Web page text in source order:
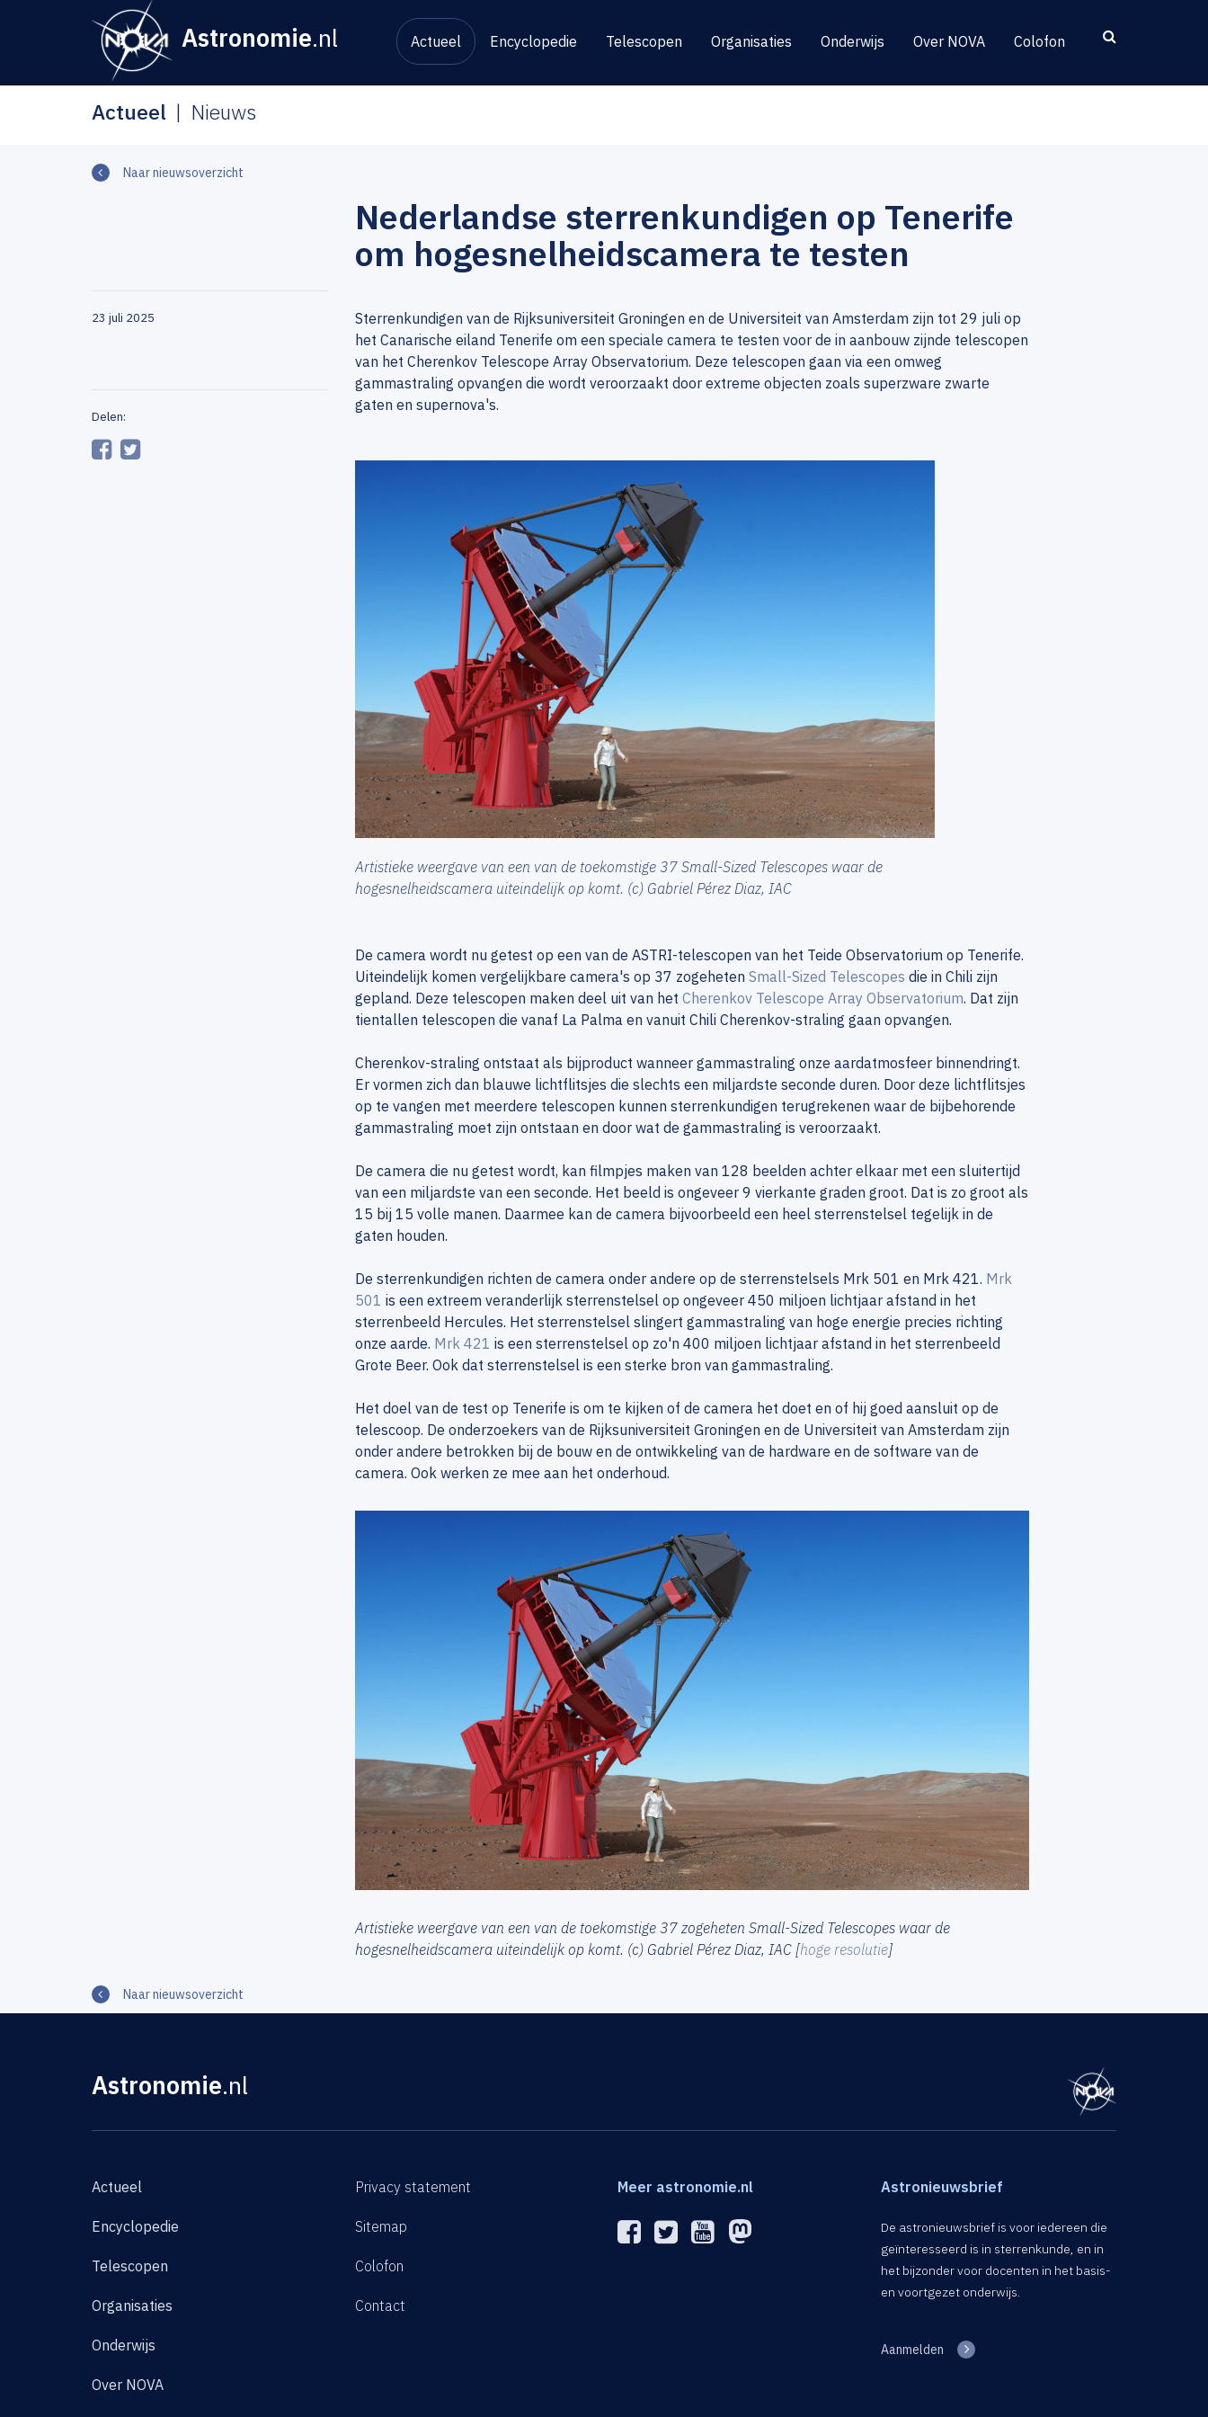
Astronomie.nl Actueel Encyclopedie Telescopen Organisaties Onderwijs Over NOVA Colofon
Actueel Nieuws
Naar nieuwsoverzicht
23 juli 2025
Delen:
Nederlandse sterrenkundigen op Tenerife
om hogesnelheidscamera te testen
Sterrenkundigen van de Rijksuniversiteit Groningen en de Universiteit van Amsterdam zijn tot 29 juli op
het Canarische eiland Tenerife om een speciale camera te testen voor de in aanbouw zijnde telescopen
van het Cherenkov Telescope Array Observatorium. Deze telescopen gaan via een omweg
gammastraling opvangen die wordt veroorzaakt door extreme objecten zoals superzware zwarte
gaten en supernova's.
Artistieke weergave van een van de toekomstige 37 Small-Sized Telescopes waar de
hogesnelheidscamera uiteindelijk op komt. (c) Gabriel Pérez Diaz, IAC
De camera wordt nu getest op een van de ASTRI-telescopen van het Teide Observatorium op Tenerife.
Uiteindelijk komen vergelijkbare camera's op 37 zogeheten Small-Sized Telescopes die in Chili zijn
gepland. Deze telescopen maken deel uit van het Cherenkov Telescope Array Observatorium. Dat zijn
tientallen telescopen die vanaf La Palma en vanuit Chili Cherenkov-straling gaan opvangen.
Cherenkov-straling ontstaat als bijproduct wanneer gammastraling onze aardatmosfeer binnendringt.
Er vormen zich dan blauwe lichtflitsjes die slechts een miljardste seconde duren. Door deze lichtflitsjes
op te vangen met meerdere telescopen kunnen sterrenkundigen terugrekenen waar de bijbehorende
gammastraling moet zijn ontstaan en door wat de gammastraling is veroorzaakt.
De camera die nu getest wordt, kan filmpjes maken van 128 beelden achter elkaar met een sluitertijd
van een miljardste van een seconde. Het beeld is ongeveer 9 vierkante graden groot. Dat is zo groot als
15 bij 15 volle manen. Daarmee kan de camera bijvoorbeeld een heel sterrenstelsel tegelijk in de
gaten houden.
De sterrenkundigen richten de camera onder andere op de sterrenstelsels Mrk 501 en Mrk 421. Mrk
501 is een extreem veranderlijk sterrenstelsel op ongeveer 450 miljoen lichtjaar afstand in het
sterrenbeeld Hercules. Het sterrenstelsel slingert gammastraling van hoge energie precies richting
onze aarde. Mrk 421 is een sterrenstelsel op zo'n 400 miljoen lichtjaar afstand in het sterrenbeeld
Grote Beer. Ook dat sterrenstelsel is een sterke bron van gammastraling.
Het doel van de test op Tenerife is om te kijken of de camera het doet en of hij goed aansluit op de
telescoop. De onderzoekers van de Rijksuniversiteit Groningen en de Universiteit van Amsterdam zijn
onder andere betrokken bij de bouw en de ontwikkeling van de hardware en de software van de
camera. Ook werken ze mee aan het onderhoud.
Artistieke weergave van een van de toekomstige 37 zogeheten Small-Sized Telescopes waar de
hogesnelheidscamera uiteindelijk op komt. (c) Gabriel Pérez Diaz, IAC [hoge resolutie]
Naar nieuwsoverzicht
Astronomie.nl
Actueel
Encyclopedie
Telescopen
Organisaties
Onderwijs
Over NOVA
Privacy statement
Sitemap
Colofon
Contact
Meer astronomie.nl Astronieuwsbrief
De astronieuwsbrief is voor iedereen die
geïnteresseerd is in sterrenkunde, en in
het bijzonder voor docenten in het basis-
en voortgezet onderwijs.
Aanmelden